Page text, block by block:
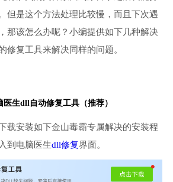
但是这个方法处理比较慢，而且下次遇
那该怎么办呢？小编提供如下几种解决
修复工具来解决同样的问题。
医生dll自动修复工具（推荐）
载安装如下金山毒霸专属解决的安装程
到电脑医生dll修复界面。